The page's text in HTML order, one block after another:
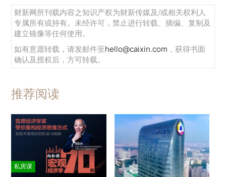
财新网所刊载内容之知识产权为财新传媒及/或相关权利人
专属所有或持有。未经许可，禁止进行转载、摘编、复制及
建立镜像等任何使用。
如有意愿转载，请发邮件至hello@caixin.com ，获得书面
确认及授权后，方可转载。
推荐阅读
私房课